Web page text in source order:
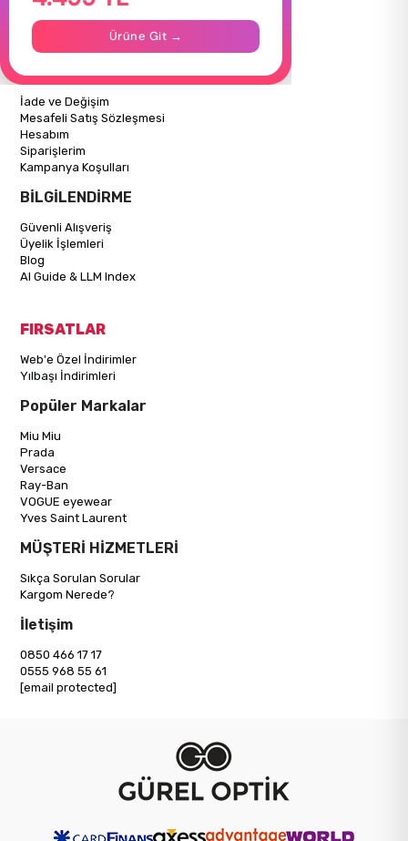
Gizlilik Politikası
İletişim
ALIŞVERİŞ BİLGİLERİ
İade ve Değişim
Mesafeli Satış Sözleşmesi
Hesabım
Siparişlerim
Kampanya Koşulları
BİLGİLENDİRME
Güvenli Alışveriş
Üyelik İşlemleri
Blog
AI Guide & LLM Index
FIRSATLAR
Web'e Özel İndirimler
Yılbaşı İndirimleri
Popüler Markalar
Miu Miu
Prada
Versace
Ray-Ban
VOGUE eyewear
Yves Saint Laurent
MÜŞTERİ HİZMETLERİ
Sıkça Sorulan Sorular
Kargom Nerede?
İletişim
0850 466 17 17
0555 968 55 61
[email protected]
Ürüne Git →